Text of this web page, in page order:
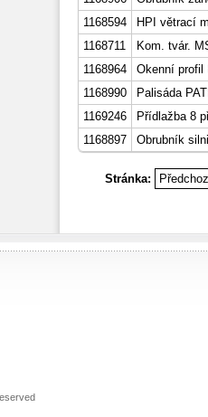
1168594
HPI větrací
1168711
Kom. tvár.
1168964
Okenní profil
1168990
Palisáda
1169246
Přídlažba 8
1168897
Obrubník
Stránka: